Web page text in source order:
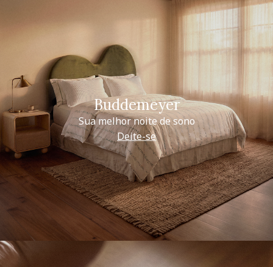
Buddemeyer
Sua melhor noite de sono
Deite-se